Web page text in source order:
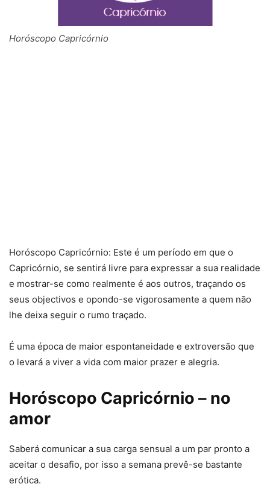
Horóscopo Capricórnio
Horóscopo Capricórnio: Este é um período em que o
Capricórnio, se sentirá livre para expressar a sua realidade
e mostrar-se como realmente é aos outros, traçando os
seus objectivos e opondo-se vigorosamente a quem não
lhe deixa seguir o rumo traçado.
É uma época de maior espontaneidade e extroversão que
o levará a viver a vida com maior prazer e alegria.
Horóscopo Capricórnio – no
amor
Saberá comunicar a sua carga sensual a um par pronto a
aceitar o desafio, por isso a semana prevê-se bastante
erótica.